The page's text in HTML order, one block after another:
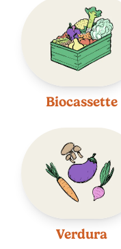
Biocassette
Verdura